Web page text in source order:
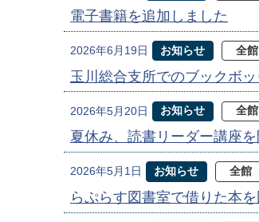
電子書籍を追加しました
2026年6月19日 お知らせ 全館
玉川総合支所でのブックボ
2026年5月20日 お知らせ 全館
夏休み、読書リーダー講座
2026年5月1日 お知らせ 全館
らぷらす図書室で借りた本